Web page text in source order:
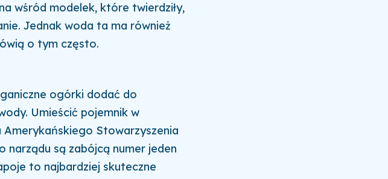
wśród modelek, które twierdziły,
Jednak woda ta ma również
o tym często.
ogórki dodać do
Umieścić pojemnik w
Stowarzyszenia
są zabójcą numer jeden
to najbardziej skuteczne